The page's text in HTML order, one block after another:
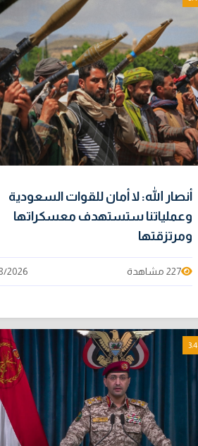
أنصار الله: لا أمان للقوات السعودية
وعملياتنا ستستهدف معسكراتها
ومرتزقتها
227 مشاهدة 2026